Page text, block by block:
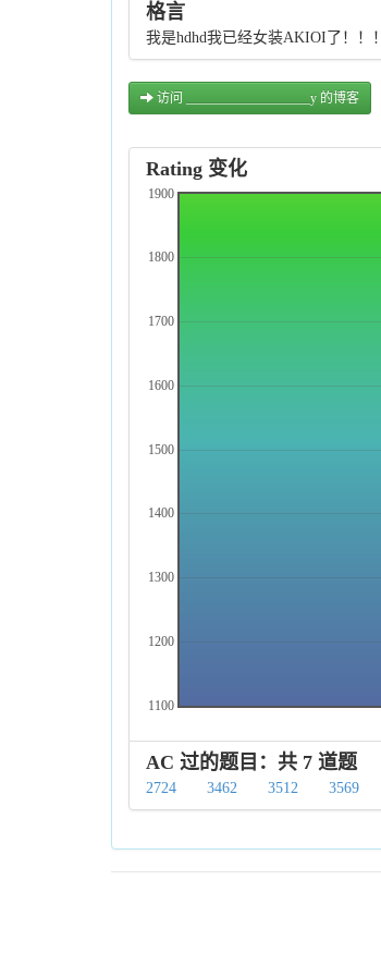
格言
我是hdhd我已经女装AKIOI了！！！
访问 ___________________y 的博客
Rating 变化
1100
1200
1300
1400
1500
1600
1700
1800
1900
AC 过的题目：共 7 道题
2724 3462 3512 3569